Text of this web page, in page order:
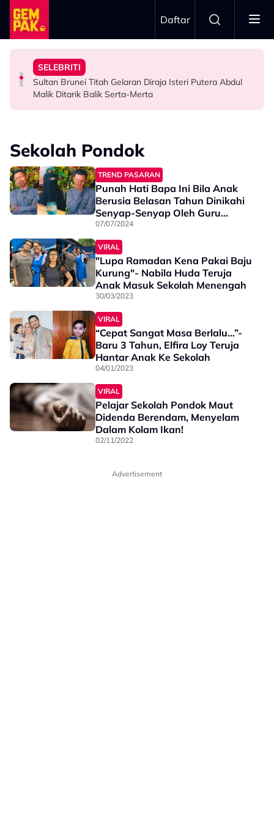
Skip to main content
Daftar
VIRAL
Netizen Puji Ketulusan Masjid Raja Bendahara Tengku
Badar Shah Papar Jumlah Kutipan Derma - “Setiap
Minggu Kutipan Hampir…”
SELEBRITI
Sultan Brunei Titah Gelaran Diraja Isteri Putera Abdul
Malik Ditarik Balik Serta-Merta
HIBURAN
Dari Angan-Angan Jadi Drama, Mira Filzah Kongsi
Inspirasi Di Sebalik Drama ‘Wish List’
HIBURAN
“Saya Memang Suka Gaya Streetwear…” - Ezaidi Aziz
Sekolah Pondok
TREND PASARAN
Punah Hati Bapa Ini Bila Anak
Berusia Belasan Tahun Dinikahi
Senyap-Senyap Oleh Guru
Sekolah Pondok
07/07/2024
VIRAL
"Lupa Ramadan Kena Pakai Baju
Kurung"- Nabila Huda Teruja
Anak Masuk Sekolah Menengah
30/03/2023
VIRAL
“Cepat Sangat Masa Berlalu…”-
Baru 3 Tahun, Elfira Loy Teruja
Hantar Anak Ke Sekolah
04/01/2023
VIRAL
Pelajar Sekolah Pondok Maut
Didenda Berendam, Menyelam
Dalam Kolam Ikan!
02/11/2022
Advertisement